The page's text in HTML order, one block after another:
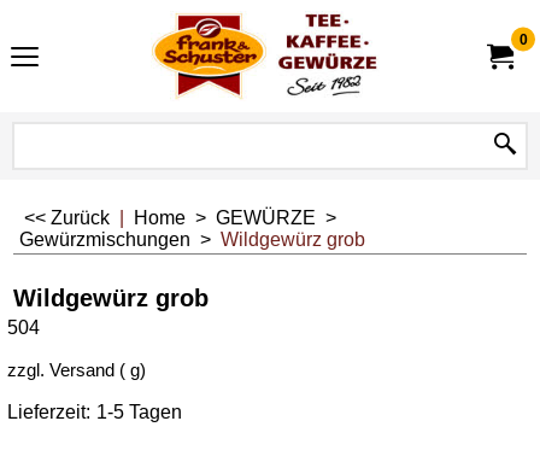
0
<< Zurück Home > GEWÜRZE >
Gewürzmischungen > Wildgewürz grob
Wildgewürz grob
504
zzgl. Versand g
Lieferzeit: 1-5 Tagen